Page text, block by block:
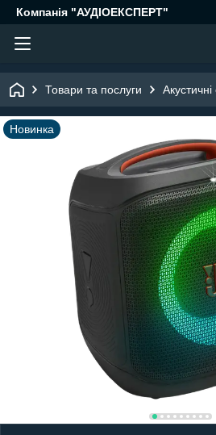
Компанія "АУДІОЕКСПЕРТ"
Товари та послуги
Новинка